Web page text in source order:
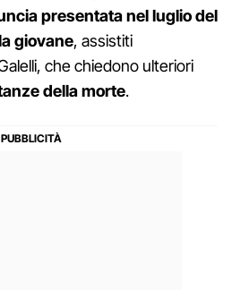
presentata nel luglio del
giovane, assistiti
che chiedono ulteriori
della morte.